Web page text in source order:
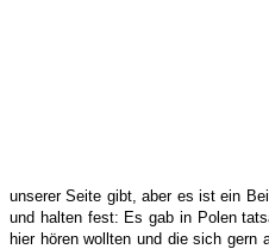
unserer Seite gibt, aber es ist ein
und halten fest: Es gab in Polen
hier hören wollten und die sich gern